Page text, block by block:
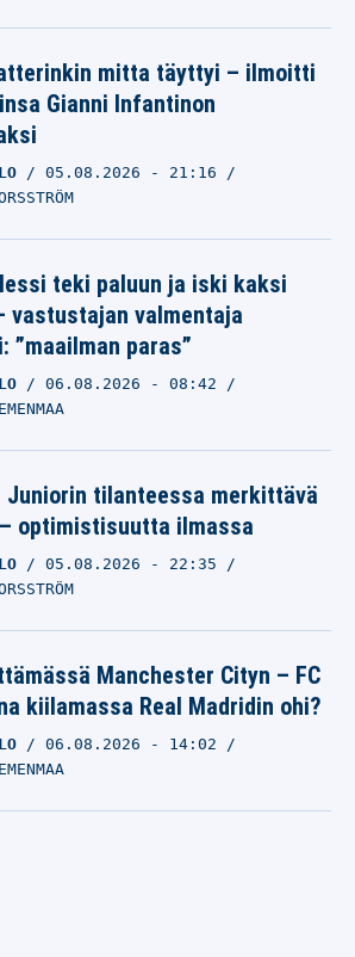
mitta täyttyi – ilmoitti
Gianni Infantinon
05.08.2026 - 21:16
teki paluun ja iski kaksi
vastustajan valmentaja
”maailman paras”
06.08.2026 - 08:42
Juniorin tilanteessa merkittävä
optimistisuutta ilmassa
05.08.2026 - 22:35
Manchester Cityn – FC
kiilamassa Real Madridin ohi?
06.08.2026 - 14:02